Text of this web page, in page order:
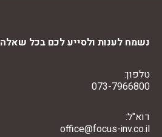
נשמח לענות ולסייע לכם בכל שאלה
טלפון:
073-7966800
דוא"ל:
office@focus-inv.co.il